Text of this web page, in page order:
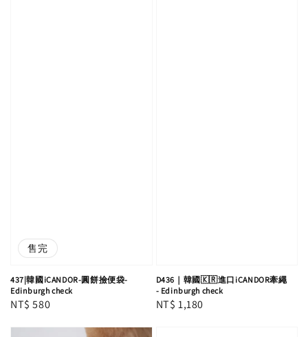
售完
437|韓國iCANDOR-圓餅撿便袋-
Edinburgh check
Regular
NT$ 580
D436｜韓國🇰🇷進口iCANDOR牽繩
- Edinburgh check
Regular
NT$ 1,180